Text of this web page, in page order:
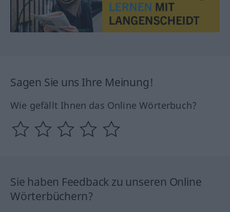
Sagen Sie uns Ihre Meinung!
Wie gefällt Ihnen das Online Wörterbuch?
Sie haben Feedback zu unseren Online
Wörterbüchern?